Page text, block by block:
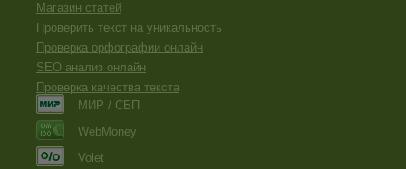
Магазин статей
Проверить текст на уникальность
Проверка орфографии онлайн
SEO анализ онлайн
Проверка качества текста
МИР / СБП
WebMoney
Volet